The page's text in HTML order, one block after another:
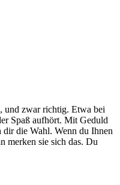
und zwar richtig. Etwa bei
Spaß aufhört. Mit Geduld
dir die Wahl. Wenn du Ihnen
merken sie sich das. Du